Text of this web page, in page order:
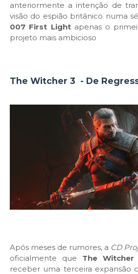
anteriormente a intenção de
visão do espião britânico numa
007 First Lightapenas o
projeto mais ambicioso
The Witcher 3 - De
Após meses de rumores, a CD
oficialmente que The
receber uma terceira expansão